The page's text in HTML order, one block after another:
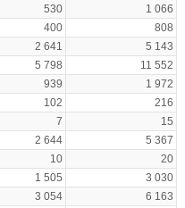
530
1 066
400
808
2 641
5 143
5 798
11 552
939
1 972
102
216
7
15
2 644
5 367
10
20
1 505
3 030
3 054
6 163